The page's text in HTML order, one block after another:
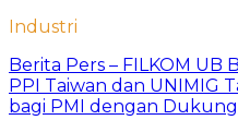
Industri
Berita Pers – FILKOM UB
PPI Taiwan dan UNIMIG
bagi PMI dengan